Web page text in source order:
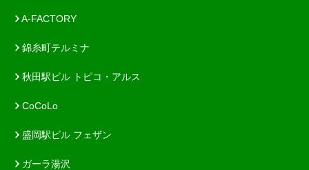
A-FACTORY
錦糸町テルミナ
秋田駅ビル トピコ・アルス
CoCoLo
盛岡駅ビル フェザン
ガーラ湯沢